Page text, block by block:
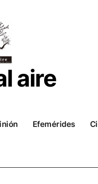
aire
Efemérides